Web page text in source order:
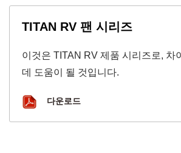
TITAN RV 팬 시리즈
이것은 TITAN RV 제품 시리즈로, 차
데 도움이 될 것입니다.
다운로드